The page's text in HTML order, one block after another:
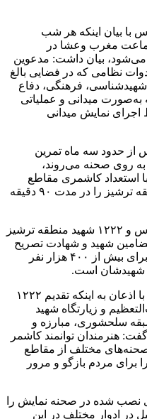
با بیان اینکه هر شب
جماعت مغرب و‌عشا در
بیان داشت: مدعوین
نظامی که در فضایی بالغ
شهیدشناسی، فرهنگی، دفاع
میدانی و عملیاتی
نمایش میدانی
بومی پس از حدود سه ماه تمرین
روی صحنه می‌روند،
استعداد کاشمری مقاطع
مختلف تاریخی و پیشینه تاریخی منطقه ترشیز را در مدت ۹۰ دقیقه
دبیرکل دومین کنگره ملی شهید مدرس و ۱۲۲۲ شهید منطقه ترشیز
کتاب با مضامین شهید و شهادت تصریح
کرد: برنامه‌ریزی و تدارک این کنگره برای بیش از ۴۰۰ هزار نفر
امام جمعه کاشمر نیز در این مراسم با اذعان به اینکه تقدیم ۱۲۲۲
و زیارتگاه شهید
سلحشوری، مبارزه و
هنرمندان توانمند کاشمر
مختلف از مقاطع
برای مردم بازگو و مرور
نصب شده در صحنه نمایش را
در ادوار مختلف در این